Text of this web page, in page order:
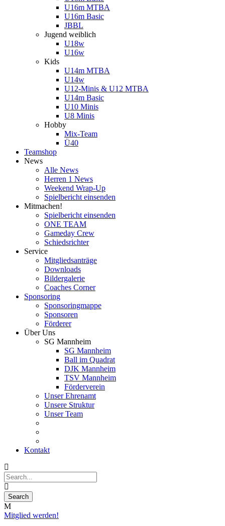
U16m MTBA
U16m Basic
JBBL
Jugend weiblich
U18w
U16w
Kids
U14m MTBA
U14w
U12-Minis & U12 MTBA
U14m Basic
U10 Minis
U8 Minis
Hobby
Mix-Team
Ü40
Teamshop
News
Alle News
Herren 1 News
Weekend Wrap-Up
Spielbericht einsenden
Mitmachen!
Spielbericht einsenden
ONE TEAM
Gameday Crew
Schiedsrichter
Service
Mitgliedsanträge
Downloads
Bildergalerie
Coaches Corner
Sponsoring
Sponsoringmappe
Sponsoren
Förderer
Über Uns
SG Mannheim
SG Mannheim
Ball im Quadrat
DJK Mannheim
TSV Mannheim
Förderverein
Unser Ehrenamt
Unsere Struktur
Unser Team
Kontakt
Mitglied werden!